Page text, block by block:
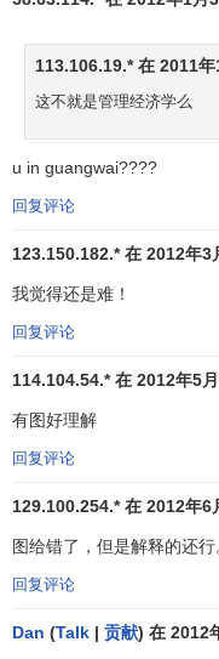
113.106.19.* 在 2011
这不就是管理经济学么
u in guangwai????
回复评论
123.150.182.* 在 2012年3
我觉得还是难！
回复评论
114.104.54.* 在 2012年5
有图好理解
回复评论
129.100.254.* 在 2012年6
图给错了，但是解释的还行
回复评论
Dan (Talk | 贡献) 在 2012